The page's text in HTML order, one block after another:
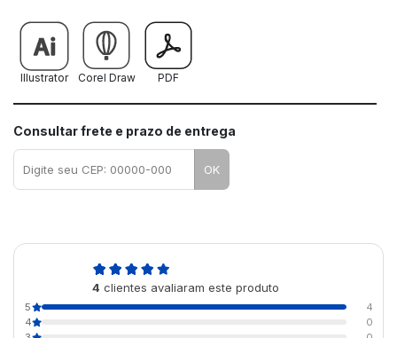
Illustrator Corel Draw PDF
Consultar frete e prazo de entrega
OK
4 clientes avaliaram este produto
5
4
4
0